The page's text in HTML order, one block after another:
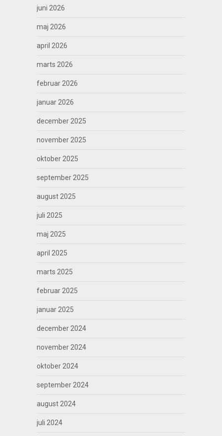
juni 2026
maj 2026
april 2026
marts 2026
februar 2026
januar 2026
december 2025
november 2025
oktober 2025
september 2025
august 2025
juli 2025
maj 2025
april 2025
marts 2025
februar 2025
januar 2025
december 2024
november 2024
oktober 2024
september 2024
august 2024
juli 2024